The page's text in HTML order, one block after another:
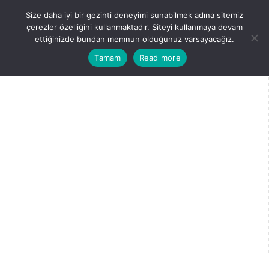
content
Menu
Size daha iyi bir gezinti deneyimi sunabilmek adına sitemiz
çerezler özelliğini kullanmaktadır. Siteyi kullanmaya devam
ettiğinizde bundan memnun olduğunuz varsayacağız.
Tamam
Read more